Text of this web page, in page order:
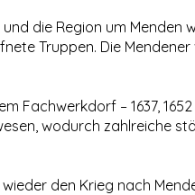
die Region um Menden
Truppen. Die
– 1637,
wodurch zahlreiche
den Krieg nach